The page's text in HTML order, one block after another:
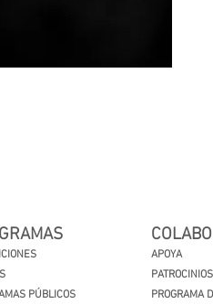
PÚBLICOS
APOYA
PATROCINIOS
PROGRAMA